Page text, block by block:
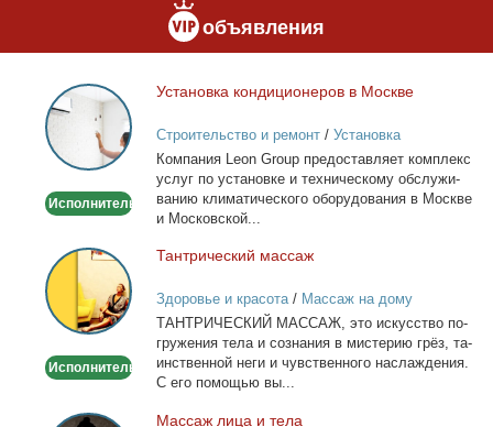
объявления
Установка
кондиционеров
в
Москве
Исполнитель
Уста­нов­ка кон­ди­ци­о­не­ров в Москве
Строительство и ремонт/ Установка
кондиционеров
Ком­па­ния Leon Group предо­став­ля­ет ком­плекс
услуг по уста­нов­ке и тех­ни­че­ско­му об­слу­жи­
ва­нию кли­ма­ти­че­ско­го обо­ру­до­ва­ния в Москве
и Мос­ков­ской...
Тантрический
массаж
Исполнитель
Тан­три­че­ский мас­саж
Здоровье и красота/ Массаж на дому
ТАНТРИЧЕСКИЙ МАССАЖ, это ис­кус­ство по­
гру­же­ния те­ла и со­зна­ния в ми­сте­рию грёз, та­
ин­ствен­ной неги и чув­ствен­но­го на­сла­жде­ния.
С его по­мо­щью вы...
Мас­саж ли­ца и те­ла